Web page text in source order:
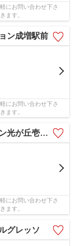
にお問い合わせ下さ
ます。
ン成増駅前
にお問い合わせ下さ
ます。
が丘壱番館
にお問い合わせ下さ
ます。
グレッソ